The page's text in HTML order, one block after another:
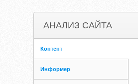
АНАЛИЗ САЙТА
Контент
Информер